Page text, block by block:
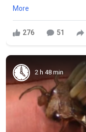
More
276 51
2 h 48 min